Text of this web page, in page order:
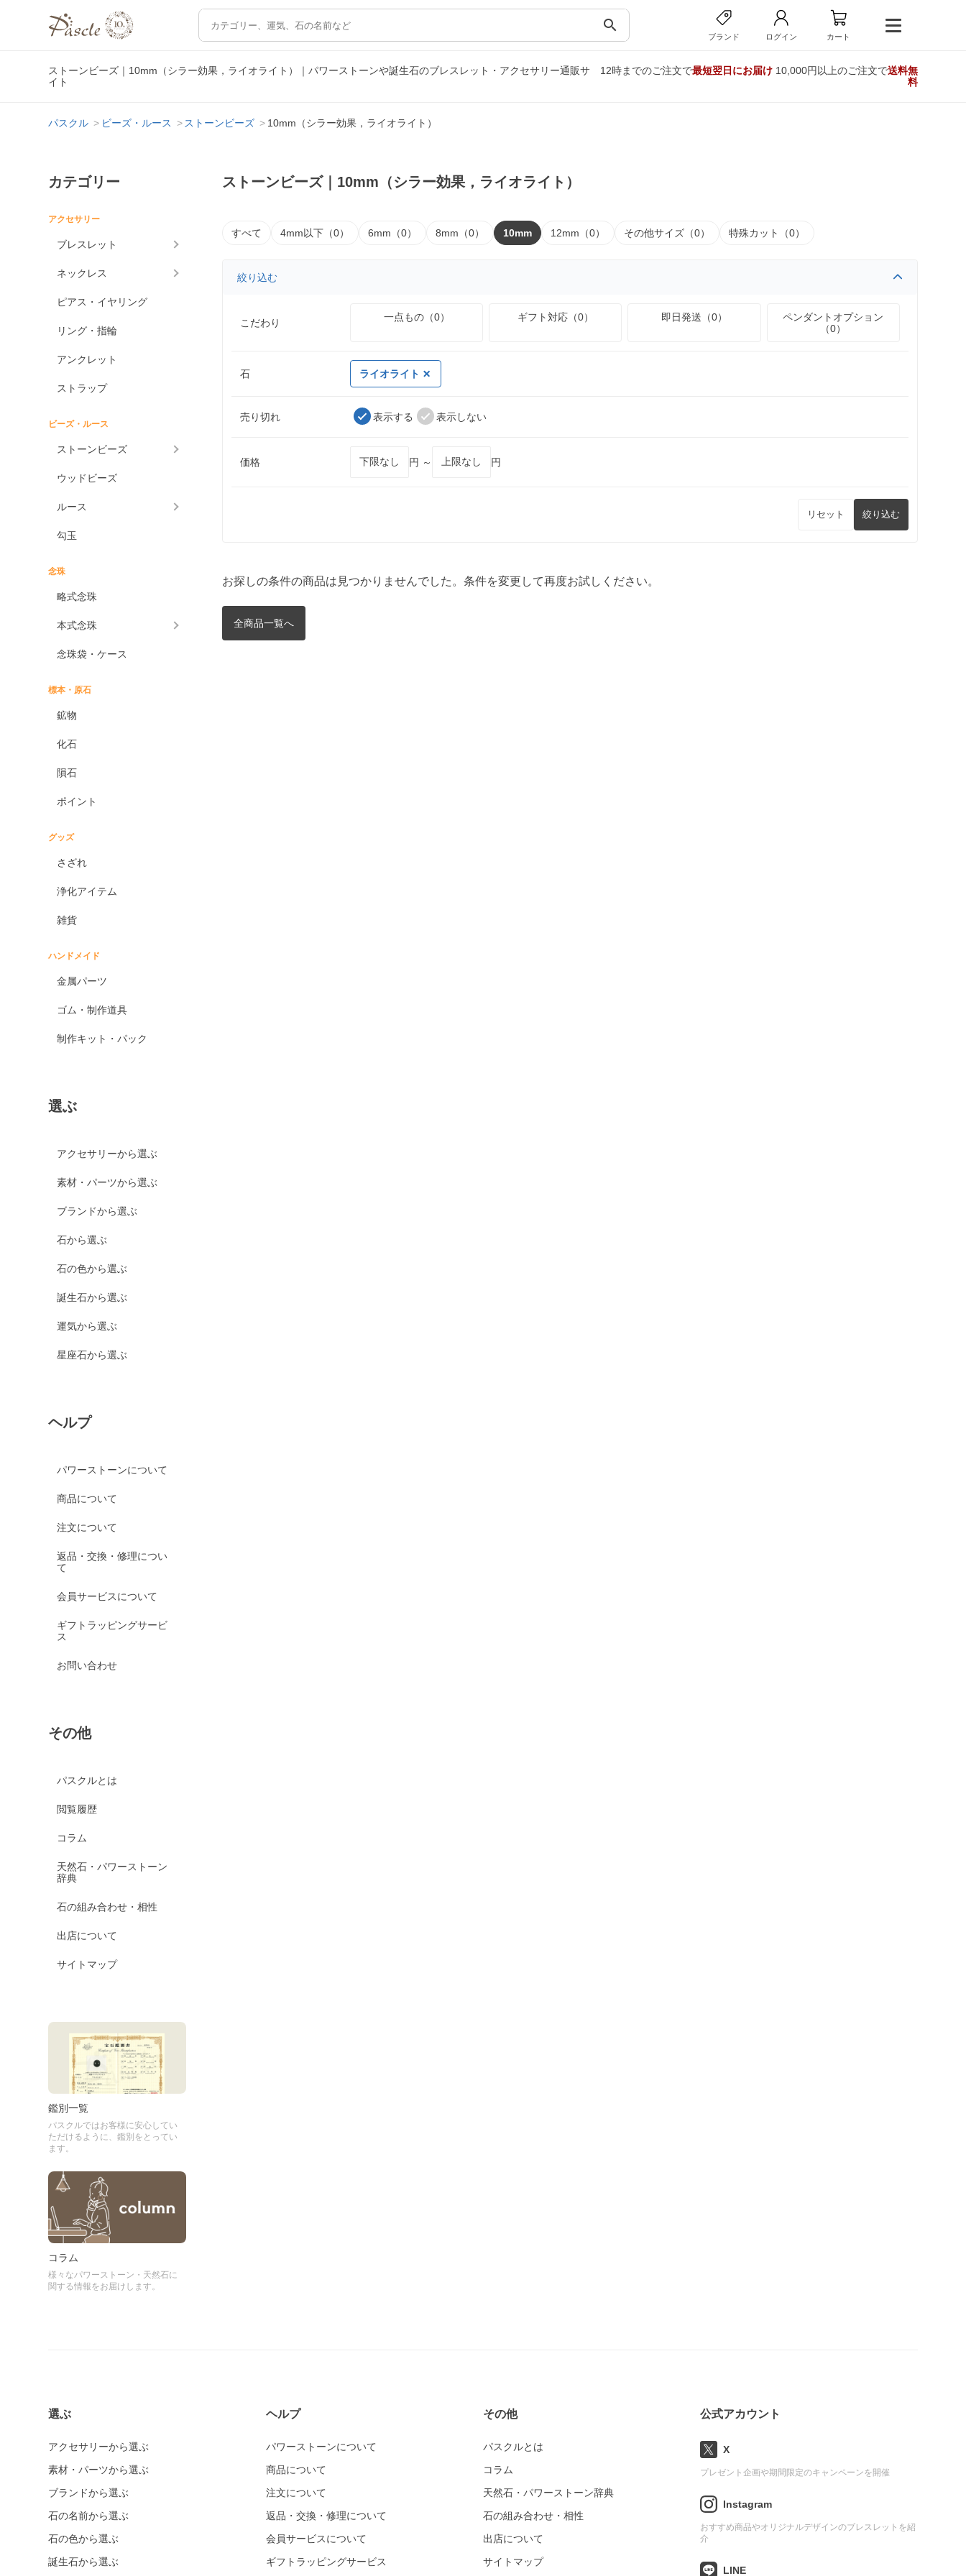
search
ブランド ログイン カート
ストーンビーズ｜10mm（シラー効果，ライオライト）｜パワーストーンや誕生石のブレスレット・アクセサリー通販サ
イト
12時までのご注文で最短翌日にお届け10,000円以上のご注文で送料無
料
パスクル ビーズ・ルース ストーンビーズ 10mm（シラー効果，ライオライト）
カテゴリー
アクセサリー
ブレスレット
ネックレス
ピアス・イヤリング
リング・指輪
アンクレット
ストラップ
ビーズ・ルース
ストーンビーズ
ウッドビーズ
ルース
勾玉
念珠
略式念珠
本式念珠
念珠袋・ケース
標本・原石
鉱物
化石
隕石
ポイント
グッズ
さざれ
浄化アイテム
雑貨
ハンドメイド
金属パーツ
ゴム・制作道具
制作キット・パック
選ぶ
アクセサリーから選ぶ
素材・パーツから選ぶ
ブランドから選ぶ
石から選ぶ
石の色から選ぶ
誕生石から選ぶ
運気から選ぶ
星座石から選ぶ
ヘルプ
パワーストーンについて
商品について
注文について
返品・交換・修理につい
て
会員サービスについて
ギフトラッピングサービ
ス
お問い合わせ
その他
パスクルとは
閲覧履歴
コラム
天然石・パワーストーン
辞典
石の組み合わせ・相性
出店について
サイトマップ
鑑別一覧
パスクルではお客様に安心してい
ただけるように、鑑別をとってい
ます。
コラム
様々なパワーストーン・天然石に
関する情報をお届けします。
ストーンビーズ｜10mm（シラー効果，ライオライト）
すべて 4mm以下（0） 6mm（0） 8mm（0） 10mm 12mm（0） その他サイズ（0） 特殊カット（0）
絞り込む
こだわり 一点もの（0） ギフト対応（0） 即日発送（0）
ペンダントオプション
（0）
石 ライオライト
売り切れ 表示する 表示しない
価格 円 ～ 円
リセット 絞り込む
お探しの条件の商品は見つかりませんでした。条件を変更して再度お試しください。
全商品一覧へ
選ぶ
アクセサリーから選ぶ
素材・パーツから選ぶ
ブランドから選ぶ
石の名前から選ぶ
石の色から選ぶ
誕生石から選ぶ
ヘルプ
パワーストーンについて
商品について
注文について
返品・交換・修理について
会員サービスについて
ギフトラッピングサービス
その他
パスクルとは
コラム
天然石・パワーストーン辞典
石の組み合わせ・相性
出店について
サイトマップ
公式アカウント
X
プレゼント企画や期間限定のキャンペーンを開催
Instagram
おすすめ商品やオリジナルデザインのブレスレットを紹
介
LINE